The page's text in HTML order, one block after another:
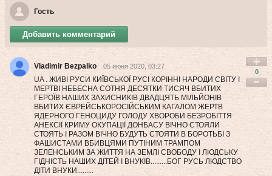
Гость
Добавить комментарий
Vladimir Bezpalko 05 июня 2020, 03:27
UA . ЖИВІ РУСИ КИЇВСЬКОЇ РУСІ КОРІННІ НАРОДИ СВІТУ І
МЕРТВІ НЕБЕСНА СОТНЯ ДЕСЯТКИ ТИСЯЧ ВБИТИХ
ГЕРОЇВ НАШИХ ЗАХИСНИКІВ ДВАДЦЯТЬ МІЛЬЙОНІВ
ВБИТИХ ЄВРЕЙСЬКОРОСІЙСЬКИМ КАГАЛОМ ЖЕРТВ
ЯДЕРНОГО ГЕНОЦИДУ ГОЛОДУ ХВОРОБИ БЕЗРОБІТТЯ
АНЕКСІЇ КРИМУ ОКУПАЦІЇ ДОНБАСУ ВІЧНО СТОЯЛИ
СТОЯТЬ І РАЗОМ ВІЧНО БУДУТЬ СТОЯТИ В БОРОТЬБІ З
ФАШИСТАМИ ВБИВЦЯМИ ПУТІНИМ ТРАМПОМ
ЗЕЛЕНСЬКИМ ЗА ЖИТТЯ НА ЗЕМЛІ СВОБОДУ І ЛЮДСЬКУ
ГІДНІСТЬ НАШИХ ДІТЕЙ І ВНУКІВ.........БОГ РУСЬ ЛЮДСТВО
ДІТИ ВНУКИ.........
0